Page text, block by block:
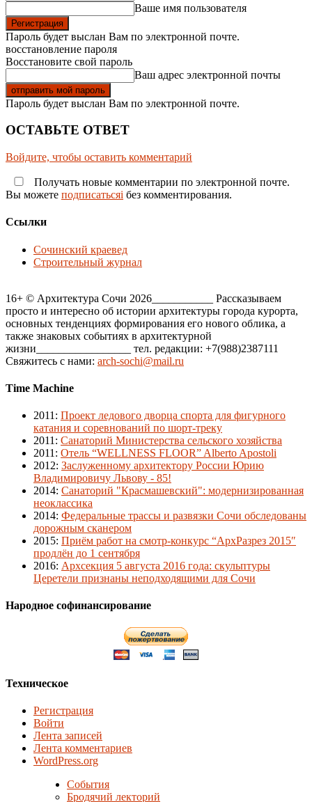
Ваше имя пользователя
Пароль будет выслан Вам по электронной почте.
восстановление пароля
Восстановите свой пароль
Ваш адрес электронной почты
Пароль будет выслан Вам по электронной почте.
ОСТАВЬТЕ ОТВЕТ
Войдите, чтобы оставить комментарий
Получать новые комментарии по электронной почте.
Вы можете подписатьсяi без комментирования.
Ссылки
Сочинский краевед
Строительный журнал
16+ © Архитектура Сочи 2026___________ Рассказываем
просто и интересно об истории архитектуры города курорта,
основных тенденциях формирования его нового облика, а
также знаковых событиях в архитектурной
жизни_________________ тел. редакции: +7(988)2387111
Свяжитесь с нами: arch-sochi@mail.ru
Time Machine
2011 : Проект ледового дворца спорта для фигурного
катания и соревнований по шорт-треку
2011 : Санаторий Министерства сельского хозяйства
2011 : Отель “WELLNESS FLOOR” Alberto Apostoli
2012: Заслуженному архитектору России Юрию
Владимировичу Львову - 85!
2014: Санаторий "Красмашевский": модернизированная
неоклассика
2014: Федеральные трассы и развязки Сочи обследованы
дорожным сканером
2015: Приём работ на смотр-конкурс “АрхРазрез 2015″
продлён до 1 сентября
2016: Архсекция 5 августа 2016 года: скульптуры
Церетели признаны неподходящими для Сочи
Народное софинансирование
Техническое
Регистрация
Войти
Лента записей
Лента комментариев
WordPress.org
События
Бродячий лекторий